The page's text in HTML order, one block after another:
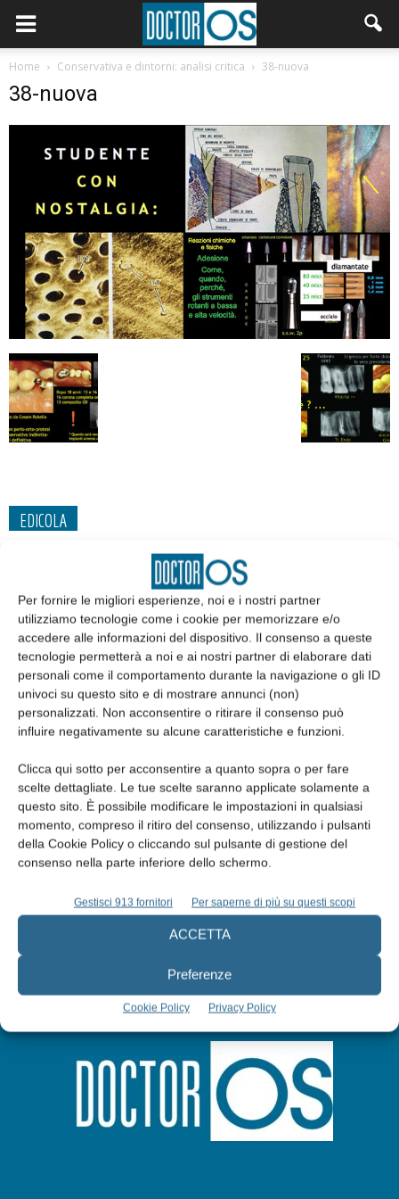
Per fornire le migliori esperienze, noi e i nostri partner
utilizziamo tecnologie come i cookie per memorizzare e/o
accedere alle informazioni del dispositivo. Il consenso a queste
tecnologie permetterà a noi e ai nostri partner di elaborare dati
personali come il comportamento durante la navigazione o gli ID
univoci su questo sito e di mostrare annunci (non)
personalizzati. Non acconsentire o ritirare il consenso può
influire negativamente su alcune caratteristiche e funzioni.
Clicca qui sotto per acconsentire a quanto sopra o per fare
scelte dettagliate. Le tue scelte saranno applicate solamente a
questo sito. È possibile modificare le impostazioni in qualsiasi
momento, compreso il ritiro del consenso, utilizzando i pulsanti
della Cookie Policy o cliccando sul pulsante di gestione del
consenso nella parte inferiore dello schermo.
Gestisci 913 fornitori Per saperne di più su questi scopi
ACCETTA
Preferenze
Cookie Policy Privacy Policy
Home Conservativa e dintorni: analisi critica 38-nuova
38-nuova
EDICOLA
Edicola web
Abbonati